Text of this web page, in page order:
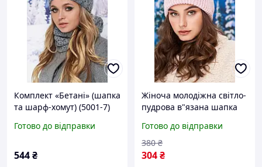
Комплект «Бетані» (шапка
та шарф-хомут) (5001-7)
Готово до відправки
544₴
Жіноча молодіжна світло-
пудрова в"язана шапка
Готово до відправки
304₴
380 ₴